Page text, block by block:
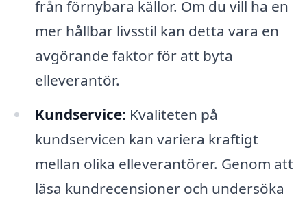
från förnybara källor. Om du vill ha en
mer hållbar livsstil kan detta vara en
avgörande faktor för att byta
elleverantör.
Kundservice: Kvaliteten på
kundservicen kan variera kraftigt
mellan olika elleverantörer. Genom att
läsa kundrecensioner och undersöka